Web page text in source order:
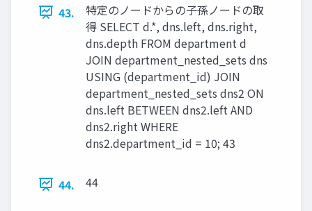
43.
特定のノードからの子孫ノードの取
得 SELECT d.*, dns.left, dns.right,
dns.depth FROM department d
JOIN department_nested_sets dns
USING (department_id) JOIN
department_nested_sets dns2 ON
dns.left BETWEEN dns2.left AND
dns2.right WHERE
dns2.department_id = 10; 43
44. 44